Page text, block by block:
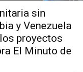
sin
y Venezuela
proyectos
El Minuto de